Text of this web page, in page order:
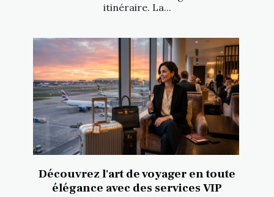
itinéraire. La...
Découvrez l'art de voyager en toute
élégance avec des services VIP